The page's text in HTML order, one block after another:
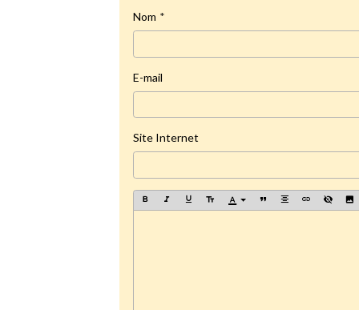
Nom
E-mail
Site Internet